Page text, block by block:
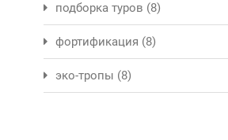
подборка туров (8)
фортификация (8)
эко-тропы (8)